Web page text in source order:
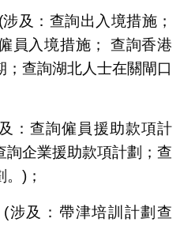
及：查詢出入境措施；
員入境措施； 查詢香港
；查詢湖北人士在關閘口
：查詢僱員援助款項計
詢企業援助款項計劃；查
)；
涉及：帶津培訓計劃查